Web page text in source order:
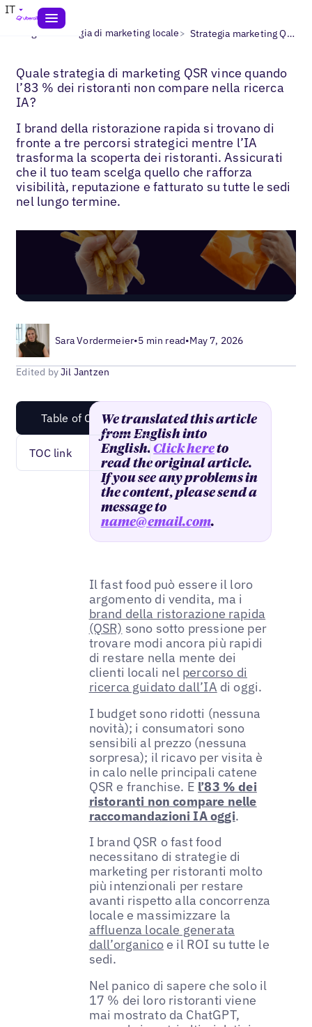
IT
Blogs> Strategia di marketing locale> Strategia marketing QSR
Quale strategia di marketing QSR vince quando
l’83 % dei ristoranti non compare nella ricerca
IA?
I brand della ristorazione rapida si trovano di
fronte a tre percorsi strategici mentre l’IA
trasforma la scoperta dei ristoranti. Assicurati
che il tuo team scelga quello che rafforza
visibilità, reputazione e fatturato su tutte le sedi
nel lungo termine.
Sara Vordermeier•5 min read•May 7, 2026
Edited byJil Jantzen
Table of Content
TOC link
We translated this article
from English into
English.Click hereto
read the original article.
If you see any problems in
the content, please send a
message to
name@email.com.
Il fast food può essere il loro
argomento di vendita, ma i
brand della ristorazione rapida
(QSR) sono sotto pressione per
trovare modi ancora più rapidi
di restare nella mente dei
clienti locali nel percorso di
ricerca guidato dall’IA di oggi.
I budget sono ridotti (nessuna
novità); i consumatori sono
sensibili al prezzo (nessuna
sorpresa); il ricavo per visita è
in calo nelle principali catene
QSR e franchise. E l’83 % dei
ristoranti non compare nelle
raccomandazioni IA oggi.
I brand QSR o fast food
necessitano di strategie di
marketing per ristoranti molto
più intenzionali per restare
avanti rispetto alla concorrenza
locale e massimizzare la
affluenza locale generata
dall’organicoe il ROI su tutte le
sedi.
Nel panico di sapere che solo il
17 % dei loro ristoranti viene
mai mostrato da ChatGPT,